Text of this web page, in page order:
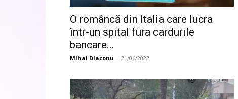
O româncă din Italia care lucra
într-un spital fura cardurile
bancare...
Mihai Diaconu - 21/06/2022